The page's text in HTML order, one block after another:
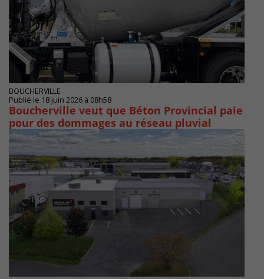
BOUCHERVILLE
Publié le 18 juin 2026 à 08h58
Boucherville veut que Béton Provincial paie
pour des dommages au réseau pluvial